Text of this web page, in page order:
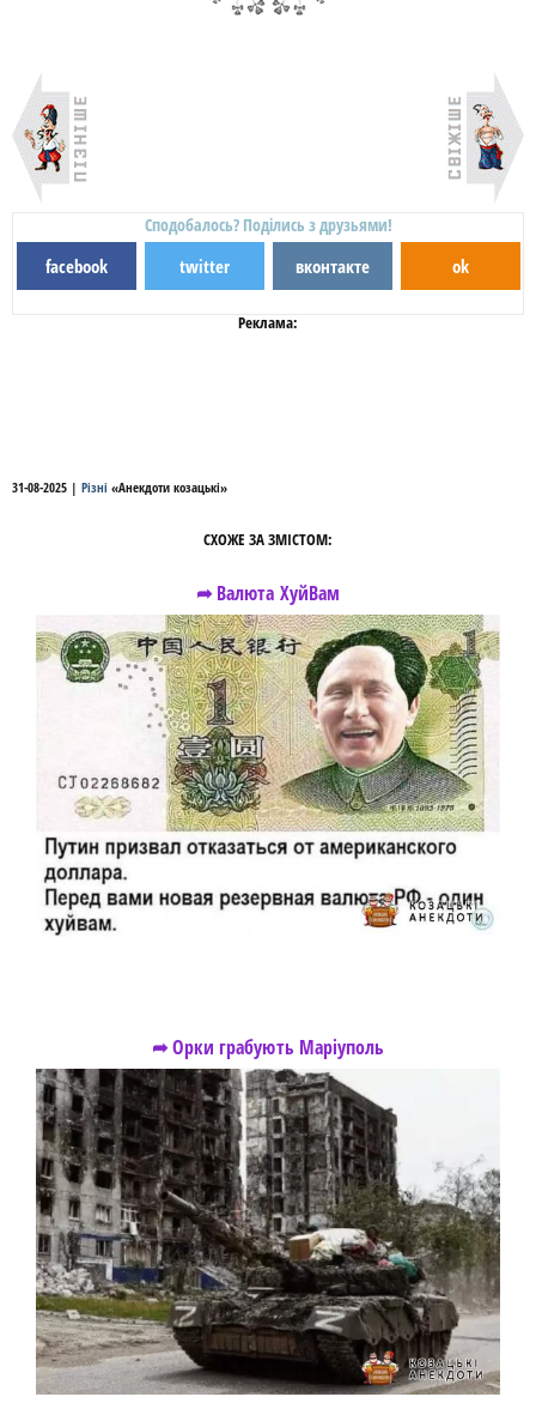
Сподобалось? Поділись з друзьями!
facebook twitter вконтакте ok
Реклама:
31-08-2025 | Різні «Анекдоти козацькі»
СХОЖЕ ЗА ЗМІСТОМ:
➦ Валюта ХуйВам
➦ Орки грабують Маріуполь